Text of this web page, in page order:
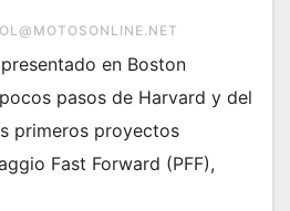
en Boston
pasos de Harvard y del
primeros proyectos
Fast Forward (PFF),